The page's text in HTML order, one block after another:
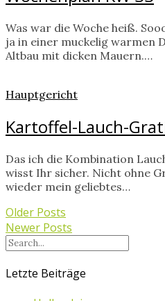
Was war die Woche heiß.
ja in einer muckelig warmen
Altbau mit dicken Mauern.…
Hauptgericht
Kartoffel-Lauch-
Das ich die Kombination
wisst Ihr sicher. Nicht ohne
wieder mein geliebtes…
Older Posts
Newer Posts
Letzte Beiträge